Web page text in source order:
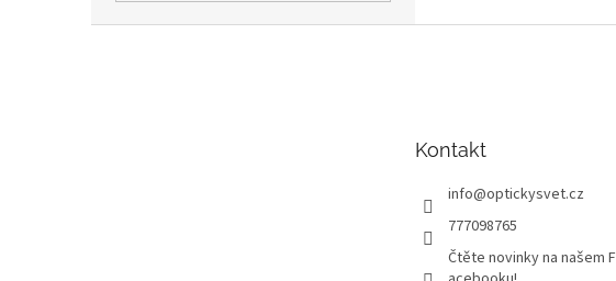
Kontakt
info@optickysvet.cz
777098765
Čtěte novinky na našem F